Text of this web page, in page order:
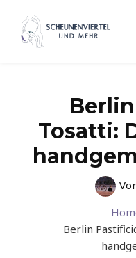
Inhalt
springen
Tosatti:
Berlin